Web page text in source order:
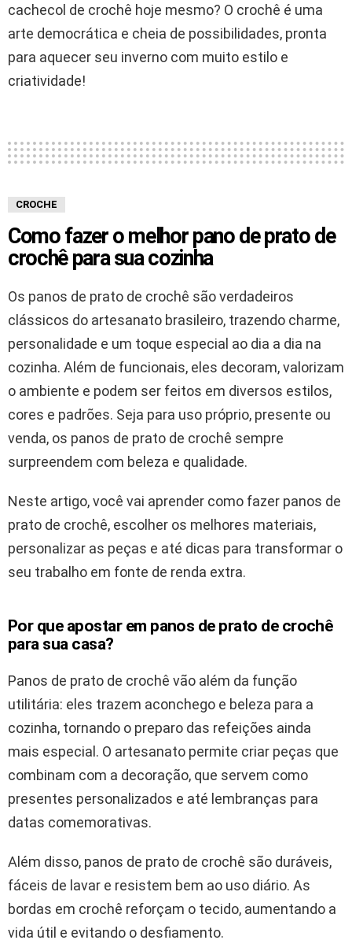
cachecol de crochê hoje mesmo? O crochê é uma
arte democrática e cheia de possibilidades, pronta
para aquecer seu inverno com muito estilo e
criatividade!
CROCHE
Como fazer o melhor pano de prato de
crochê para sua cozinha
Os panos de prato de crochê são verdadeiros
clássicos do artesanato brasileiro, trazendo charme,
personalidade e um toque especial ao dia a dia na
cozinha. Além de funcionais, eles decoram, valorizam
o ambiente e podem ser feitos em diversos estilos,
cores e padrões. Seja para uso próprio, presente ou
venda, os panos de prato de crochê sempre
surpreendem com beleza e qualidade.
Neste artigo, você vai aprender como fazer panos de
prato de crochê, escolher os melhores materiais,
personalizar as peças e até dicas para transformar o
seu trabalho em fonte de renda extra.
Por que apostar em panos de prato de crochê
para sua casa?
Panos de prato de crochê vão além da função
utilitária: eles trazem aconchego e beleza para a
cozinha, tornando o preparo das refeições ainda
mais especial. O artesanato permite criar peças que
combinam com a decoração, que servem como
presentes personalizados e até lembranças para
datas comemorativas.
Além disso, panos de prato de crochê são duráveis,
fáceis de lavar e resistem bem ao uso diário. As
bordas em crochê reforçam o tecido, aumentando a
vida útil e evitando o desfiamento.